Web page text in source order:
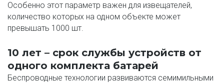
Особенно этот параметр важен для извещателей,
количество которых на одном объекте может
превышать 1000 шт.
10 лет – срок службы устройств от
одного комплекта батарей
Беспроводные технологии развиваются семимильными